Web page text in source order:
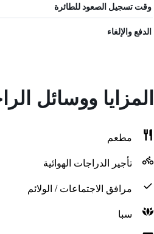
وقت تسجيل الصعود للطائرة
الدفع والإلغاء
المزايا ووسائل
مطعم
تأجير الدراجات الهوائية
مرافق الاجتماعات / الولائم
سبا